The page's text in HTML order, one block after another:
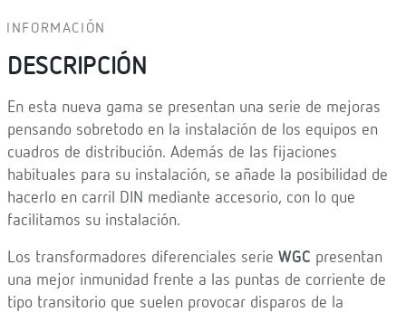
INFORMACIÓN
DESCRIPCIÓN
En esta nueva gama se presentan una serie de mejoras
pensando sobretodo en la instalación de los equipos en
cuadros de distribución. Además de las fijaciones
habituales para su instalación, se añade la posibilidad de
hacerlo en carril DIN mediante accesorio, con lo que
facilitamos su instalación.
Los transformadores diferenciales serie WGC presentan
una mejor inmunidad frente a las puntas de corriente de
tipo transitorio que suelen provocar disparos de la